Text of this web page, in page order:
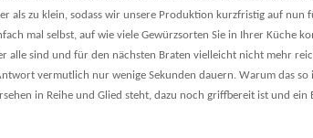
als zu klein, sodass wir unsere Produktion kurzfristig auf nun
mal selbst, auf wie viele Gewürzsorten Sie in Ihrer Küche
alle sind und für den nächsten Braten vielleicht nicht mehr
vermutlich nur wenige Sekunden dauern. Warum das so
in Reihe und Glied steht, dazu noch griffbereit ist und ein